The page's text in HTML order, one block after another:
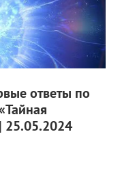
онлайн изучения"
КВИЗИ»"
ответы по
25.05.2024